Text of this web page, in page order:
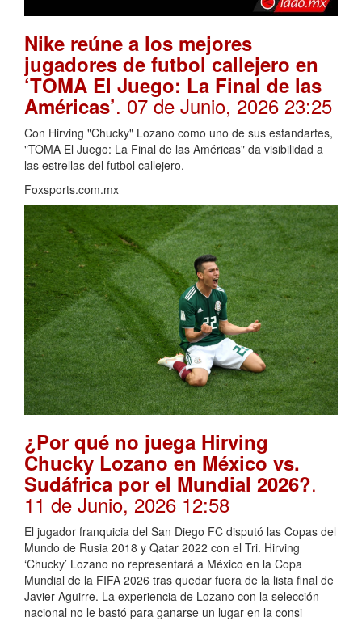
Nike reúne a los mejores
jugadores de futbol callejero en
‘TOMA El Juego: La Final de las
Américas’. 07 de Junio, 2026 23:25
Con Hirving "Chucky" Lozano como uno de sus estandartes,
"TOMA El Juego: La Final de las Américas" da visibilidad a
las estrellas del futbol callejero.
Foxsports.com.mx
¿Por qué no juega Hirving
Chucky Lozano en México vs.
Sudáfrica por el Mundial 2026?.
11 de Junio, 2026 12:58
El jugador franquicia del San Diego FC disputó las Copas del
Mundo de Rusia 2018 y Qatar 2022 con el Tri. Hirving
‘Chucky’ Lozano no representará a México en la Copa
Mundial de la FIFA 2026 tras quedar fuera de la lista final de
Javier Aguirre. La experiencia de Lozano con la selección
nacional no le bastó para ganarse un lugar en la consi